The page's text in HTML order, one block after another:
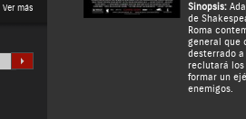
Ver más
Sinopsis:
de
Roma
general que
desterrado
reclutará los
formar un
enemigos.